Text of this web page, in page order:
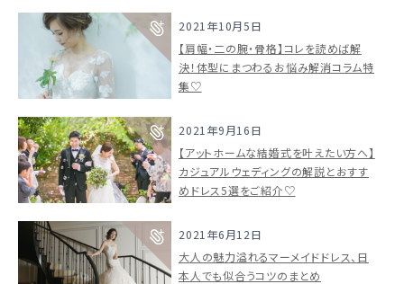
ドレスブランド
スタイル別
フォトウエディング
神社結婚式 お問い合わせ
2021年10月5日
【肩幅・二の腕・骨格】コレを読めば解
決！体型にまつわるお悩み解消コラム特
集♡
2021年9月16日
【アットホームな結婚式を叶えたい方へ】
カジュアルウェディングの解説とおすす
めドレス5選をご紹介♡
2021年6月12日
大人の魅力溢れるマーメイドドレス、日
本人でも似合うコツのまとめ